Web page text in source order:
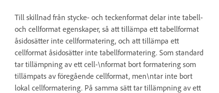
Till skillnad från stycke- och teckenformat delar inte tabell-
och cellformat egenskaper, så att tillämpa ett tabellformat
åsidosätter inte cellformatering, och att tillämpa ett
cellformat åsidosätter inte tabellformatering. Som standard
tar tillämpning av ett cell-\nformat bort formatering som
tillämpats av föregående cellformat, men\ntar inte bort
lokal cellformatering. På samma sätt tar tillämpning av ett